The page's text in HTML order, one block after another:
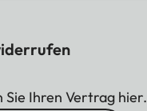
Ihren Vertrag hier.